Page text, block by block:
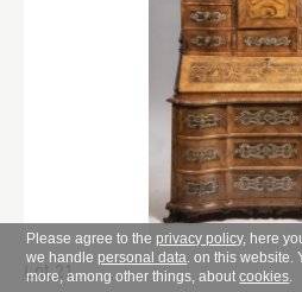
Please agree to theprivacy policy, here
we handlepersonal data. on this website.
more, among other things, aboutcookies.
Lot 21